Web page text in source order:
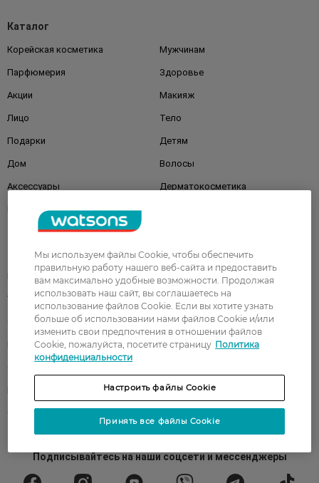
Каталог
Корейская косметика Мужчинам
Парфюмерия Здоровье
Акции Макияж
Лицо Тело
Подарки Детям
Дом Волосы
Аксессуары Дерматокосметика
Клиентам
Правила и условия Магазины
Watsons Club Подарочные сертификаты
О Watsons Карьера в Watsons
Контакты Блог
Политика конфиденциальности Публичная оферта
СМИ о нас
Подписывайтесьна наши соцсети и мессенджеры
Мы используем файлы Cookie, чтобы обеспечить
правильную работу нашего веб-сайта и предоставить
вам максимально удобные возможности. Продолжая
использовать наш сайт, вы соглашаетесь на
использование файлов Cookie. Если вы хотите узнать
больше об использовании нами файлов Cookie и/или
изменить свои предпочтения в отношении файлов
Cookie, пожалуйста, посетите страницу Политика
конфиденциальности
Настроить файлы Cookie
Принять все файлы Cookie